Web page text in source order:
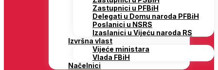
Zastupnici u PFBiH
Delegati u Domu naroda PFBiH
Poslanici u NSRS
Izaslanici u Vijeću naroda RS
Izvršna vlast
Vijeće ministara
Vlada FBiH
Načelnici